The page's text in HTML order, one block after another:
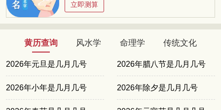
立即测算
黄历查询 风水学 命理学 传统文化
2026年元旦是几月几号 2026年腊八节是几月几号
2026年小年是几月几号 2026年除夕是几月几号